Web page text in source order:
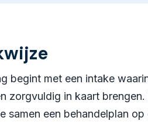
begint met een intake
zorgvuldig in kaart brengen.
samen een behandelplan